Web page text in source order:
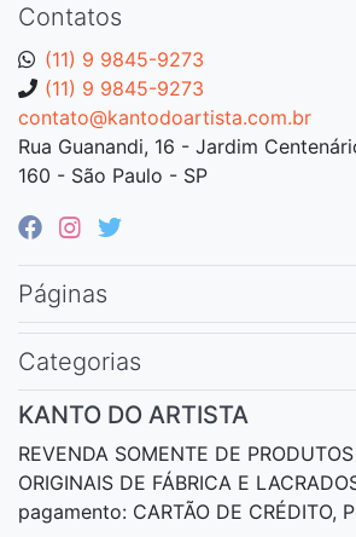
Contatos
(11) 9 9845-9273
(11) 9 9845-9273
contato@kantodoartista.com.br
Rua Guanandi, 16 - Jardim
160 - São Paulo - SP
Páginas
Categorias
KANTO DO ARTISTA
REVENDA SOMENTE DE
ORIGINAIS DE FÁBRICA E
pagamento: CARTÃO DE CRÉDITO,